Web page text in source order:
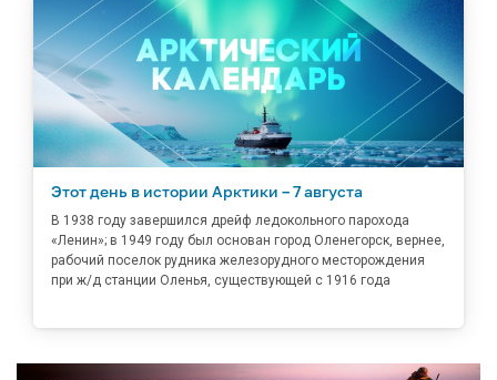
Этот день в истории Арктики – 7 августа
В 1938 году завершился дрейф ледокольного парохода
«Ленин»; в 1949 году был основан город Оленегорск, вернее,
рабочий поселок рудника железорудного месторождения
при ж/д станции Оленья, существующей с 1916 года